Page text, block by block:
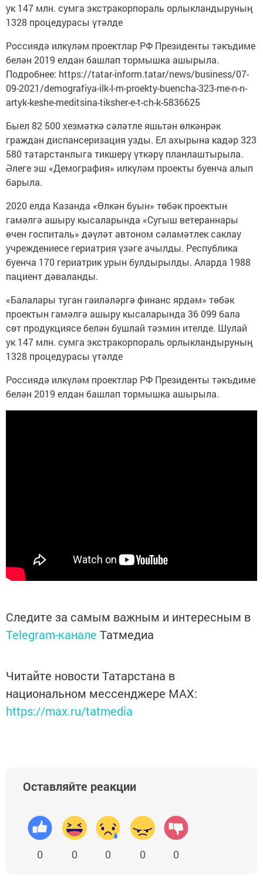
ук 147 млн. сумга экстракорпораль орлыкландыруның
1328 процедурасы үтәлде
Россиядә илкүләм проектлар РФ Президенты тәкъдиме
белән 2019 елдан башлап тормышка ашырыла.
Подробнее: https://tatar-inform.tatar/news/business/07-
09-2021/demografiya-ilk-l-m-proekty-buencha-323-me-n-n-
artyk-keshe-meditsina-tiksher-e-t-ch-k-5836625
Быел 82 500 хезмәткә сәләтле яшьтән өлкәнрәк
граждан диспансеризация узды. Ел ахырына кадәр 323
580 татарстанлыга тикшерү үткәрү планлаштырыла.
Әлеге эш «Демография» илкүләм проекты буенча алып
барыла.
2020 елда Казанда «Өлкән буын» төбәк проектын
гамәлгә ашыру кысаларында «Сугыш ветераннары
өчен госпиталь» дәүләт автоном сәламәтлек саклау
учреждениесе гериатрия үзәге ачылды. Республика
буенча 170 гериатрик урын булдырылды. Аларда 1988
пациент дәваланды.
«Балалары туган гаиләләргә финанс ярдәм» төбәк
проектын гамәлгә ашыру кысаларында 36 099 бала
сөт продукциясе белән бушлай тәэмин ителде. Шулай
ук 147 млн. сумга экстракорпораль орлыкландыруның
1328 процедурасы үтәлде
Россиядә илкүләм проектлар РФ Президенты тәкъдиме
белән 2019 елдан башлап тормышка ашырыла.
Следите за самым важным и интересным в
Telegram-канале Татмедиа
Читайте новости Татарстана в
национальном мессенджере MАХ:
https://max.ru/tatmedia
Оставляйте реакции
0 0 0 0 0